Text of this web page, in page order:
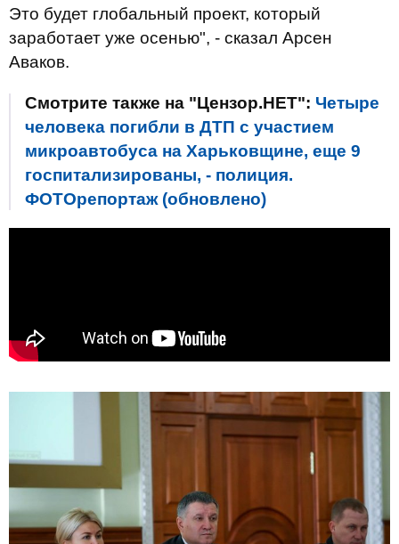
Это будет глобальный проект, который
заработает уже осенью", - сказал Арсен
Аваков.
Смотрите также на "Цензор.НЕТ": Четыре
человека погибли в ДТП с участием
микроавтобуса на Харьковщине, еще 9
госпитализированы, - полиция.
ФОТОрепортаж (обновлено)